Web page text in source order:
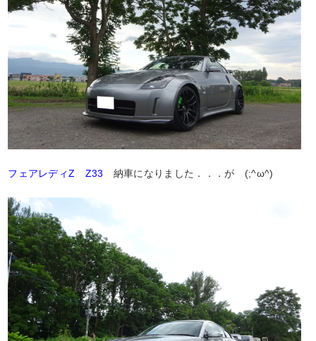
フェアレディZ Z33 納車になりました．．．が (;^ω^)